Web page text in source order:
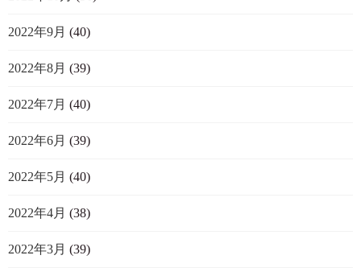
2022年9月 (40)
2022年8月 (39)
2022年7月 (40)
2022年6月 (39)
2022年5月 (40)
2022年4月 (38)
2022年3月 (39)